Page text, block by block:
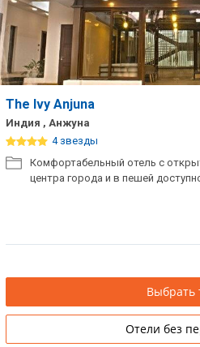
The Ivy Anjuna
Индия , Анжуна
4 звезды
Комфортабельный отель с
центра города и в пешей
Выбрать
Отели без